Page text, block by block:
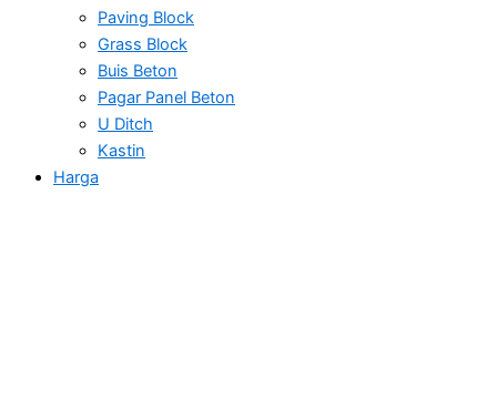
Paving Block
Grass Block
Buis Beton
Pagar Panel Beton
U Ditch
Kastin
Harga